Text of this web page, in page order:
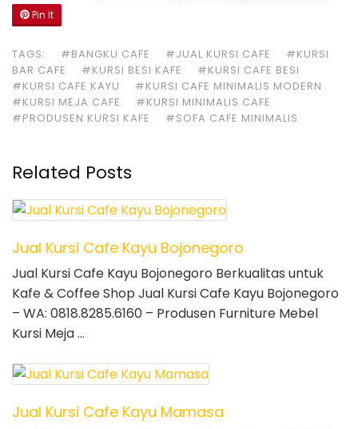
Pin It
TAGS: #BANGKU CAFE #JUAL KURSI CAFE
#KURSI
BAR CAFE
#KURSI BESI KAFE
#KURSI CAFE BESI
#KURSI CAFE KAYU
#KURSI CAFE MINIMALIS MODERN
#KURSI MEJA CAFE
#KURSI MINIMALIS CAFE
#PRODUSEN KURSI KAFE
#SOFA CAFE MINIMALIS
Related Posts
Jual Kursi Cafe Kayu Bojonegoro
Jual Kursi Cafe Kayu Bojonegoro Berkualitas untuk
Kafe & Coffee Shop Jual Kursi Cafe Kayu Bojonegoro
– WA: 0818.8285.6160 – Produsen Furniture Mebel
Kursi Meja …
Jual Kursi Cafe Kayu Mamasa